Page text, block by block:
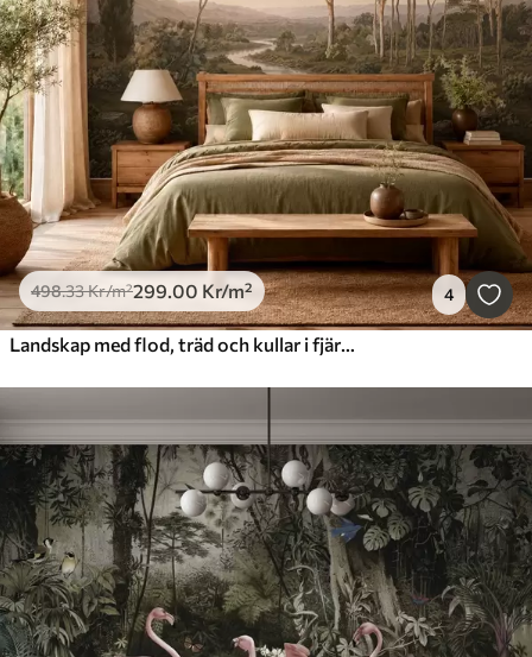
498.33Kr/m²299.00 Kr/m² 4
Landskap med flod, träd och kullar i fjärran